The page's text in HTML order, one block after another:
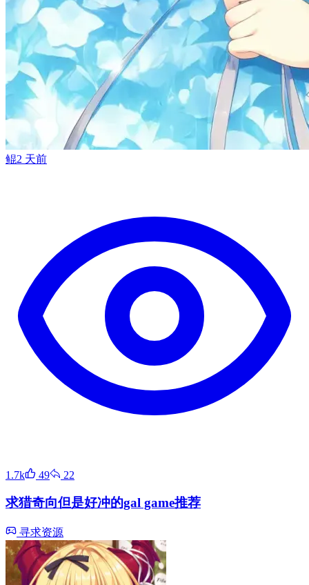
鲲2 天前
1.7k 49 22
求猎奇向但是好冲的gal game推荐
寻求资源